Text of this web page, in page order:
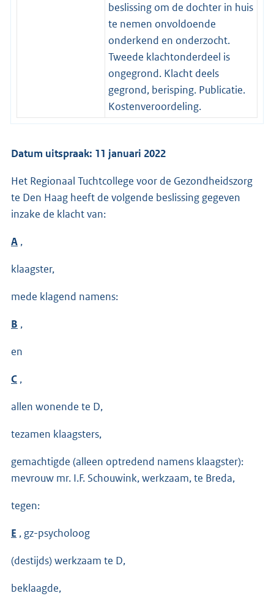
beslissing om de dochter in huis
te nemen onvoldoende
onderkend en onderzocht.
Tweede klachtonderdeel is
ongegrond. Klacht deels
gegrond, berisping. Publicatie.
Kostenveroordeling.
Datum uitspraak: 11 januari 2022
Het Regionaal Tuchtcollege voor de Gezondheidszorg
te Den Haag heeft de volgende beslissing gegeven
inzake de klacht van:
A ,
klaagster,
mede klagend namens:
B ,
en
C ,
allen wonende te D,
tezamen klaagsters,
gemachtigde (alleen optredend namens klaagster):
mevrouw mr. I.F. Schouwink, werkzaam, te Breda,
tegen:
E , gz-psycholoog
(destijds) werkzaam te D,
beklaagde,